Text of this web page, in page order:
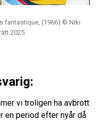
fantastique, (1966).© Niki
2025
vi troligen ha avbrott
en period efter nyår då